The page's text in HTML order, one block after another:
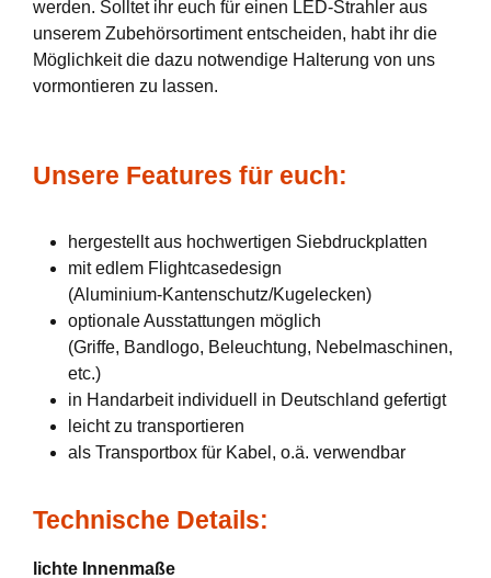
werden. Solltet ihr euch für einen LED-Strahler aus
unserem Zubehörsortiment entscheiden, habt ihr die
Möglichkeit die dazu notwendige Halterung von uns
vormontieren zu lassen.
Unsere Features für euch:
hergestellt aus hochwertigen Siebdruckplatten
mit edlem Flightcasedesign
(Aluminium-Kantenschutz/Kugelecken)
optionale Ausstattungen möglich
(Griffe, Bandlogo, Beleuchtung, Nebelmaschinen,
etc.)
in Handarbeit individuell in Deutschland gefertigt
leicht zu transportieren
als Transportbox für Kabel, o.ä. verwendbar
Technische Details:
lichte Innenmaße